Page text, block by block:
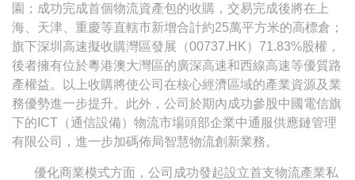
園；成功完成首個物流資產包的收購，交易完成後將在上
海、天津、重慶等直轄市新增合計約25萬平方米的高標倉；
旗下深圳高速擬收購灣區發展（00737.HK）71.83%股權，
後者擁有位於粵港澳大灣區的廣深高速和西線高速等優質路
產權益。以上收購將使公司在核心經濟區域的產業資源及業
務優勢進一步提升。此外，公司於期內成功參股中國電信旗
下的ICT（通信設備）物流市場頭部企業中通服供應鏈管理
有限公司，進一步加碼佈局智慧物流創新業務。
優化商業模式方面，公司成功發起設立首支物流產業私